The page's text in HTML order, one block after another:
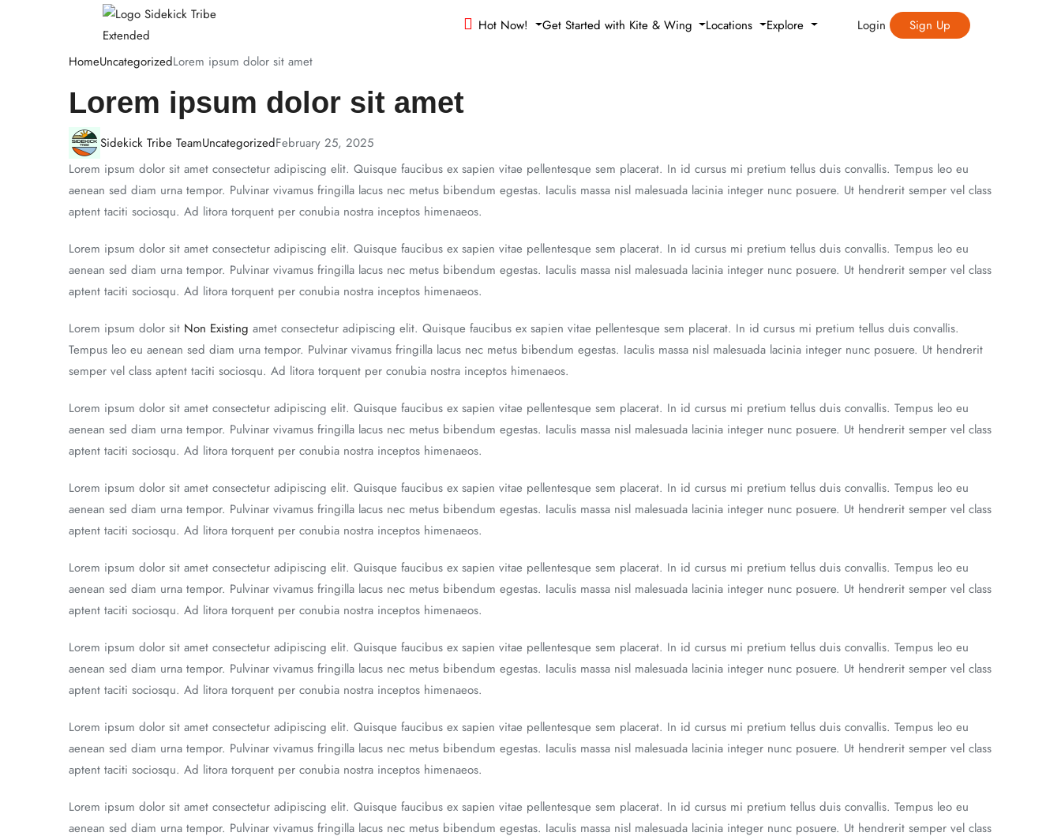
Hot Now! Get Started with Kite & Wing Locations Explore Login Sign Up
HomeUncategorizedLorem ipsum dolor sit amet
Lorem ipsum dolor sit amet
Sidekick Tribe TeamUncategorizedFebruary 25, 2025
Lorem ipsum dolor sit amet consectetur adipiscing elit. Quisque faucibus ex sapien vitae pellentesque sem placerat. In id cursus mi pretium tellus duis convallis. Tempus leo eu
aenean sed diam urna tempor. Pulvinar vivamus fringilla lacus nec metus bibendum egestas. Iaculis massa nisl malesuada lacinia integer nunc posuere. Ut hendrerit semper vel class
aptent taciti sociosqu. Ad litora torquent per conubia nostra inceptos himenaeos.
Lorem ipsum dolor sit amet consectetur adipiscing elit. Quisque faucibus ex sapien vitae pellentesque sem placerat. In id cursus mi pretium tellus duis convallis. Tempus leo eu
aenean sed diam urna tempor. Pulvinar vivamus fringilla lacus nec metus bibendum egestas. Iaculis massa nisl malesuada lacinia integer nunc posuere. Ut hendrerit semper vel class
aptent taciti sociosqu. Ad litora torquent per conubia nostra inceptos himenaeos.
Lorem ipsum dolor sit Non Existing amet consectetur adipiscing elit. Quisque faucibus ex sapien vitae pellentesque sem placerat. In id cursus mi pretium tellus duis convallis.
Tempus leo eu aenean sed diam urna tempor. Pulvinar vivamus fringilla lacus nec metus bibendum egestas. Iaculis massa nisl malesuada lacinia integer nunc posuere. Ut hendrerit
semper vel class aptent taciti sociosqu. Ad litora torquent per conubia nostra inceptos himenaeos.
Lorem ipsum dolor sit amet consectetur adipiscing elit. Quisque faucibus ex sapien vitae pellentesque sem placerat. In id cursus mi pretium tellus duis convallis. Tempus leo eu
aenean sed diam urna tempor. Pulvinar vivamus fringilla lacus nec metus bibendum egestas. Iaculis massa nisl malesuada lacinia integer nunc posuere. Ut hendrerit semper vel class
aptent taciti sociosqu. Ad litora torquent per conubia nostra inceptos himenaeos.
Lorem ipsum dolor sit amet consectetur adipiscing elit. Quisque faucibus ex sapien vitae pellentesque sem placerat. In id cursus mi pretium tellus duis convallis. Tempus leo eu
aenean sed diam urna tempor. Pulvinar vivamus fringilla lacus nec metus bibendum egestas. Iaculis massa nisl malesuada lacinia integer nunc posuere. Ut hendrerit semper vel class
aptent taciti sociosqu. Ad litora torquent per conubia nostra inceptos himenaeos.
Lorem ipsum dolor sit amet consectetur adipiscing elit. Quisque faucibus ex sapien vitae pellentesque sem placerat. In id cursus mi pretium tellus duis convallis. Tempus leo eu
aenean sed diam urna tempor. Pulvinar vivamus fringilla lacus nec metus bibendum egestas. Iaculis massa nisl malesuada lacinia integer nunc posuere. Ut hendrerit semper vel class
aptent taciti sociosqu. Ad litora torquent per conubia nostra inceptos himenaeos.
Lorem ipsum dolor sit amet consectetur adipiscing elit. Quisque faucibus ex sapien vitae pellentesque sem placerat. In id cursus mi pretium tellus duis convallis. Tempus leo eu
aenean sed diam urna tempor. Pulvinar vivamus fringilla lacus nec metus bibendum egestas. Iaculis massa nisl malesuada lacinia integer nunc posuere. Ut hendrerit semper vel class
aptent taciti sociosqu. Ad litora torquent per conubia nostra inceptos himenaeos.
Lorem ipsum dolor sit amet consectetur adipiscing elit. Quisque faucibus ex sapien vitae pellentesque sem placerat. In id cursus mi pretium tellus duis convallis. Tempus leo eu
aenean sed diam urna tempor. Pulvinar vivamus fringilla lacus nec metus bibendum egestas. Iaculis massa nisl malesuada lacinia integer nunc posuere. Ut hendrerit semper vel class
aptent taciti sociosqu. Ad litora torquent per conubia nostra inceptos himenaeos.
Lorem ipsum dolor sit amet consectetur adipiscing elit. Quisque faucibus ex sapien vitae pellentesque sem placerat. In id cursus mi pretium tellus duis convallis. Tempus leo eu
aenean sed diam urna tempor. Pulvinar vivamus fringilla lacus nec metus bibendum egestas. Iaculis massa nisl malesuada lacinia integer nunc posuere. Ut hendrerit semper vel class